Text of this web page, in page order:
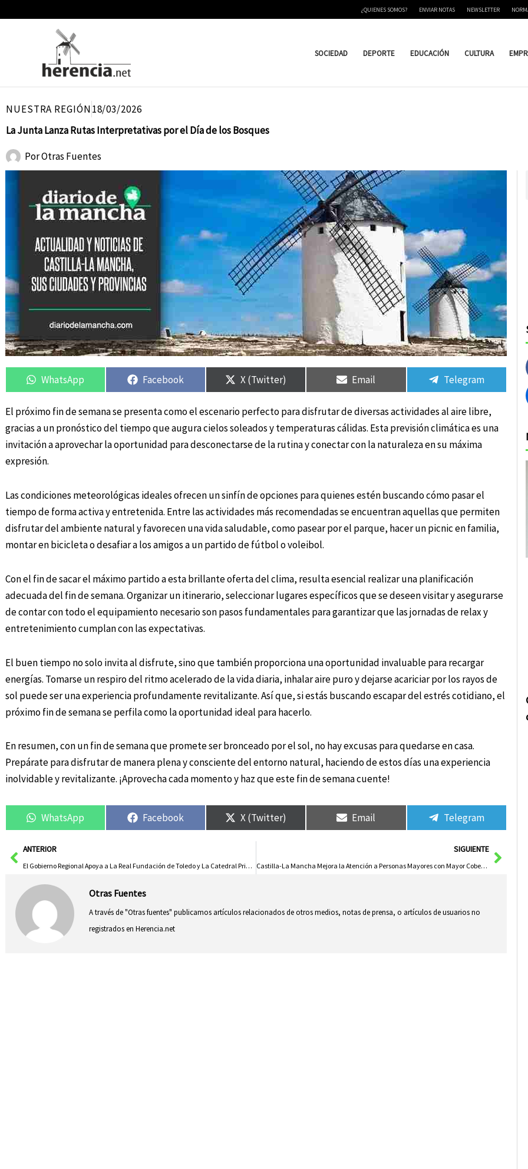
¿QUIENES SOMOS? ENVIAR NOTAS NEWSLETTER
SOCIEDAD DEPORTE EDUCACIÓN CULTURA
NUESTRA REGIÓN18/03/2026
La Junta Lanza Rutas Interpretativas por el Día de los Bosques
PorOtras Fuentes
Compartir
en
WhatsApp
Compartir
en
Facebook
Compartir
en
X (Twitter)
Compartir
en
Email
Compartir
en
Telegram
El próximo fin de semana se presenta como el escenario perfecto para disfrutar de diversas actividades al aire libre,
gracias a un pronóstico del tiempo que augura cielos soleados y temperaturas cálidas. Esta previsión climática es una
invitación a aprovechar la oportunidad para desconectarse de la rutina y conectar con la naturaleza en su máxima
expresión.
Las condiciones meteorológicas ideales ofrecen un sinfín de opciones para quienes estén buscando cómo pasar el
tiempo de forma activa y entretenida. Entre las actividades más recomendadas se encuentran aquellas que permiten
disfrutar del ambiente natural y favorecen una vida saludable, como pasear por el parque, hacer un picnic en familia,
montar en bicicleta o desafiar a los amigos a un partido de fútbol o voleibol.
Con el fin de sacar el máximo partido a esta brillante oferta del clima, resulta esencial realizar una planificación
adecuada del fin de semana. Organizar un itinerario, seleccionar lugares específicos que se deseen visitar y asegurarse
de contar con todo el equipamiento necesario son pasos fundamentales para garantizar que las jornadas de relax y
entretenimiento cumplan con las expectativas.
El buen tiempo no solo invita al disfrute, sino que también proporciona una oportunidad invaluable para recargar
energías. Tomarse un respiro del ritmo acelerado de la vida diaria, inhalar aire puro y dejarse acariciar por los rayos de
sol puede ser una experiencia profundamente revitalizante. Así que, si estás buscando escapar del estrés cotidiano, el
próximo fin de semana se perfila como la oportunidad ideal para hacerlo.
En resumen, con un fin de semana que promete ser bronceado por el sol, no hay excusas para quedarse en casa.
Prepárate para disfrutar de manera plena y consciente del entorno natural, haciendo de estos días una experiencia
inolvidable y revitalizante. ¡Aprovecha cada momento y haz que este fin de semana cuente!
Compartir
en
WhatsApp
Compartir
en
Facebook
Compartir
en
X (Twitter)
Compartir
en
Email
Compartir
en
Telegram
AntANTERIOR
El Gobierno Regional Apoya a La Real Fundación de Toledo y La Catedral Primada Como Garantes del Patrimonio Cultural
SIGUIENTE
Castilla-La Mancha Mejora la Atención a Personas Mayores con Mayor Cobertura Residencial
Otras Fuentes
A través de "Otras fuentes" publicamos artículos relacionados de otros medios, notas de prensa, o artículos de usuarios no
registrados en Herencia.net